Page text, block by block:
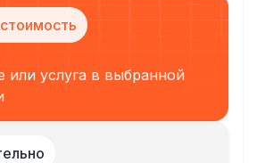
или услуга в выбранной